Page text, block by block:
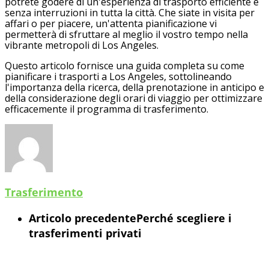
senza interruzioni in tutta la città. Che siate in visita per
affari o per piacere, un'attenta pianificazione vi
permetterà di sfruttare al meglio il vostro tempo nella
vibrante metropoli di Los Angeles.
Questo articolo fornisce una guida completa su come
pianificare i trasporti a Los Angeles, sottolineando
l'importanza della ricerca, della prenotazione in anticipo e
della considerazione degli orari di viaggio per ottimizzare
efficacemente il programma di trasferimento.
Trasferimento
Articolo precedentePerché scegliere i
trasferimenti privati